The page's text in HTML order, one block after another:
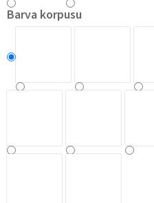
Barva korpusu